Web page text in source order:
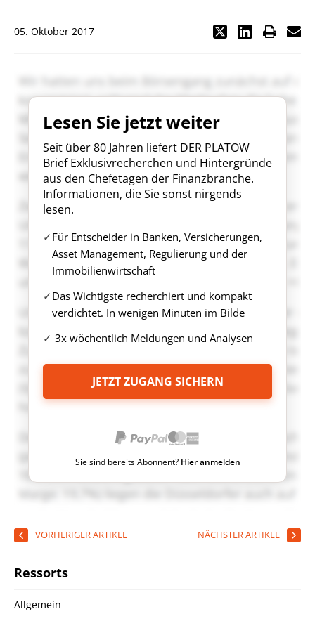
05. Oktober 2017
Lesen Sie jetzt weiter
Seit über 80 Jahren liefert DER PLATOW
Brief Exklusivrecherchen und Hintergründe
aus den Chefetagen der Finanzbranche.
Informationen, die Sie sonst nirgends
lesen.
Für Entscheider in Banken, Versicherungen,
Asset Management, Regulierung und der
Immobilienwirtschaft
Das Wichtigste recherchiert und kompakt
verdichtet. In wenigen Minuten im Bilde
3x wöchentlich Meldungen und Analysen
JETZT ZUGANG SICHERN
Sie sind bereits Abonnent? Hier anmelden
VORHERIGER ARTIKEL NÄCHSTER ARTIKEL
Ressorts
Allgemein